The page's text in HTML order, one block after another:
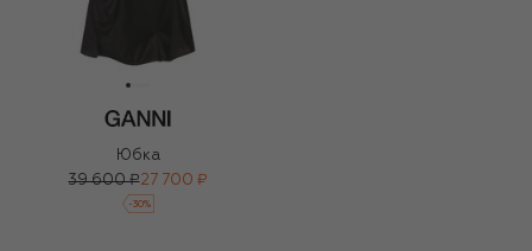
Юбка
39 600 ₽27 700 ₽
-30%